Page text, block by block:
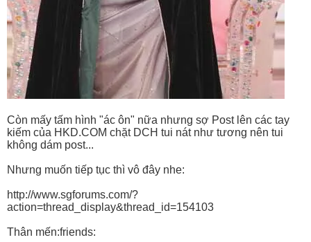
Còn mấy tấm hình "ác ôn" nữa nhưng sợ Post lên các tay
kiếm của HKD.COM chặt DCH tui nát như tương nên tui
không dám post...
Nhưng muốn tiếp tục thì vô đây nhe:
http://www.sgforums.com/?
action=thread_display&thread_id=154103
Thân mến:friends: